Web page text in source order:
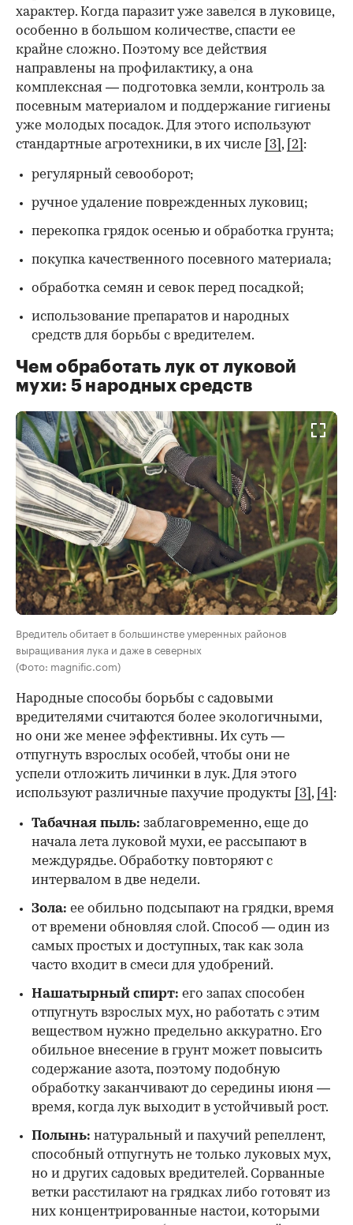
характер. Когда паразит уже завелся в луковице,
особенно в большом количестве, спасти ее
крайне сложно. Поэтому все действия
направлены на профилактику, а она
комплексная — подготовка земли, контроль за
посевным материалом и поддержание гигиены
уже молодых посадок. Для этого используют
стандартные агротехники, в их числе
[3] , [2] :
регулярный севооборот;
ручное удаление поврежденных луковиц;
перекопка грядок осенью и обработка грунта;
покупка качественного посевного материала;
обработка семян и севок перед посадкой;
использование препаратов и народных
средств для борьбы с вредителем.
Чем обработать лук от луковой
мухи: 5 народных средств
Вредитель обитает в большинстве умеренных районов
выращивания лука и даже в северных
(Фото: magnific.com)
Народные способы борьбы с садовыми
вредителями считаются более экологичными,
но они же менее эффективны. Их суть —
отпугнуть взрослых особей, чтобы они не
успели отложить личинки в лук. Для этого
используют различные пахучие продукты
[3] , [4] :
Табачная пыль: заблаговременно, еще до
начала лета луковой мухи, ее рассыпают в
междурядье. Обработку повторяют с
интервалом в две недели.
Зола: ее обильно подсыпают на грядки, время
от времени обновляя слой. Способ — один из
самых простых и доступных, так как зола
часто входит в смеси для удобрений.
Нашатырный спирт: его запах способен
отпугнуть взрослых мух, но работать с этим
веществом нужно предельно аккуратно. Его
обильное внесение в грунт может повысить
содержание азота, поэтому подобную
обработку заканчивают до середины июня —
время, когда лук выходит в устойчивый рост.
Полынь: натуральный и пахучий репеллент,
способный отпугнуть не только луковых мух,
но и других садовых вредителей. Сорванные
ветки расстилают на грядках либо готовят из
них концентрированные настои, которыми